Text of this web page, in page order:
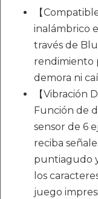
【
inalámbrico
través de
rendimiento
demora ni
【Vibración
Función de
sensor de 6
reciba
puntiagudo
los
juego